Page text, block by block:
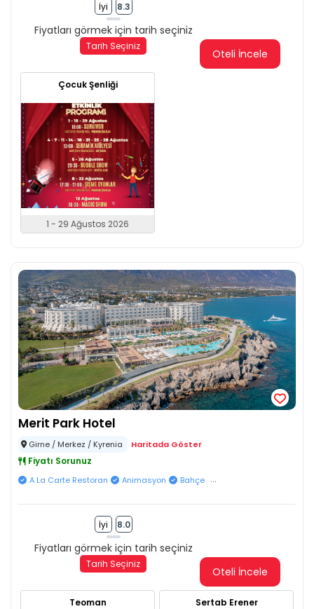
İyi 8.3
Fiyatları görmek için tarih seçiniz
Tarih Seçiniz
Oteli İncele
Çocuk Şenliği
1 - 29 Ağustos 2026
Merit Park Hotel
Girne / Merkez / Kyrenia Haritada Göster
Fiyatı Sorunuz
A La Carte Restoran Animasyon Bahçe ...
İyi 8.0
Fiyatları görmek için tarih seçiniz
Tarih Seçiniz
Oteli İncele
Teoman Sertab Erener